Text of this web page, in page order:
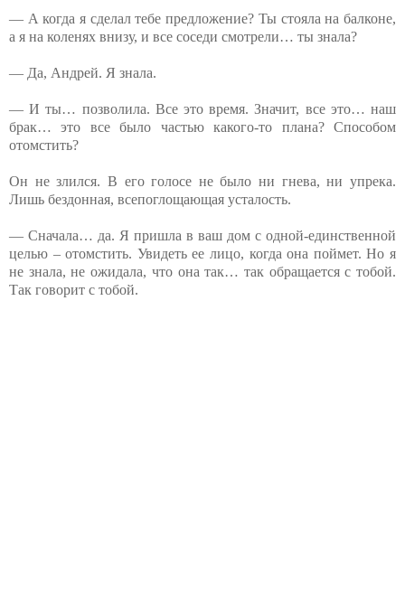
— А когда я сделал тебе предложение? Ты стояла на балконе,
а я на коленях внизу, и все соседи смотрели… ты знала?
— Да, Андрей. Я знала.
— И ты… позволила. Все это время. Значит, все это… наш
брак… это все было частью какого-то плана? Способом
отомстить?
Он не злился. В его голосе не было ни гнева, ни упрека.
Лишь бездонная, всепоглощающая усталость.
— Сначала… да. Я пришла в ваш дом с одной-единственной
целью – отомстить. Увидеть ее лицо, когда она поймет. Но я
не знала, не ожидала, что она так… так обращается с тобой.
Так говорит с тобой.